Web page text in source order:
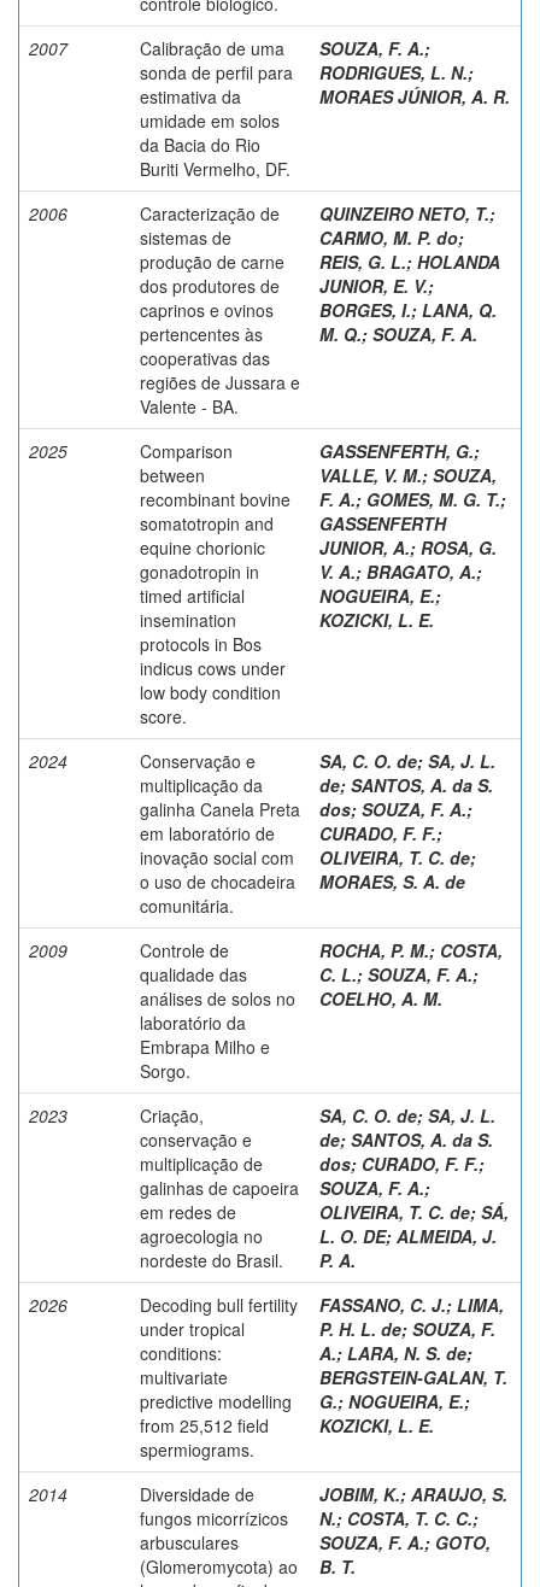
2007
Calibração de uma
sonda de perfil para
estimativa da
umidade em solos
da Bacia do Rio
Buriti Vermelho, DF.
SOUZA, F. A.;
RODRIGUES, L. N.;
MORAES JÚNIOR, A. R.
2006
Caracterização de
sistemas de
produção de carne
dos produtores de
caprinos e ovinos
pertencentes às
cooperativas das
regiões de Jussara e
Valente - BA.
QUINZEIRO NETO, T.;
CARMO, M. P. do;
REIS, G. L.; HOLANDA
JUNIOR, E. V.;
BORGES, I.; LANA, Q.
M. Q.; SOUZA, F. A.
2025
Comparison
between
recombinant bovine
somatotropin and
equine chorionic
gonadotropin in
timed artificial
insemination
protocols in Bos
indicus cows under
low body condition
score.
GASSENFERTH, G.;
VALLE, V. M.; SOUZA,
F. A.; GOMES, M. G. T.;
GASSENFERTH
JUNIOR, A.; ROSA, G.
V. A.; BRAGATO, A.;
NOGUEIRA, E.;
KOZICKI, L. E.
2024
Conservação e
multiplicação da
galinha Canela Preta
em laboratório de
inovação social com
o uso de chocadeira
comunitária.
SA, C. O. de; SA, J. L.
de; SANTOS, A. da S.
dos; SOUZA, F. A.;
CURADO, F. F.;
OLIVEIRA, T. C. de;
MORAES, S. A. de
2009
Controle de
qualidade das
análises de solos no
laboratório da
Embrapa Milho e
Sorgo.
ROCHA, P. M.; COSTA,
C. L.; SOUZA, F. A.;
COELHO, A. M.
2023
Criação,
conservação e
multiplicação de
galinhas de capoeira
em redes de
agroecologia no
nordeste do Brasil.
SA, C. O. de; SA, J. L.
de; SANTOS, A. da S.
dos; CURADO, F. F.;
SOUZA, F. A.;
OLIVEIRA, T. C. de; SÁ,
L. O. DE; ALMEIDA, J.
P. A.
2026
Decoding bull fertility
under tropical
conditions:
multivariate
predictive modelling
from 25,512 field
spermiograms.
FASSANO, C. J.; LIMA,
P. H. L. de; SOUZA, F.
A.; LARA, N. S. de;
BERGSTEIN-GALAN, T.
G.; NOGUEIRA, E.;
KOZICKI, L. E.
2014
Diversidade de
fungos micorrízicos
arbusculares
(Glomeromycota) ao
JOBIM, K.; ARAUJO, S.
N.; COSTA, T. C. C.;
SOUZA, F. A.; GOTO,
B. T.